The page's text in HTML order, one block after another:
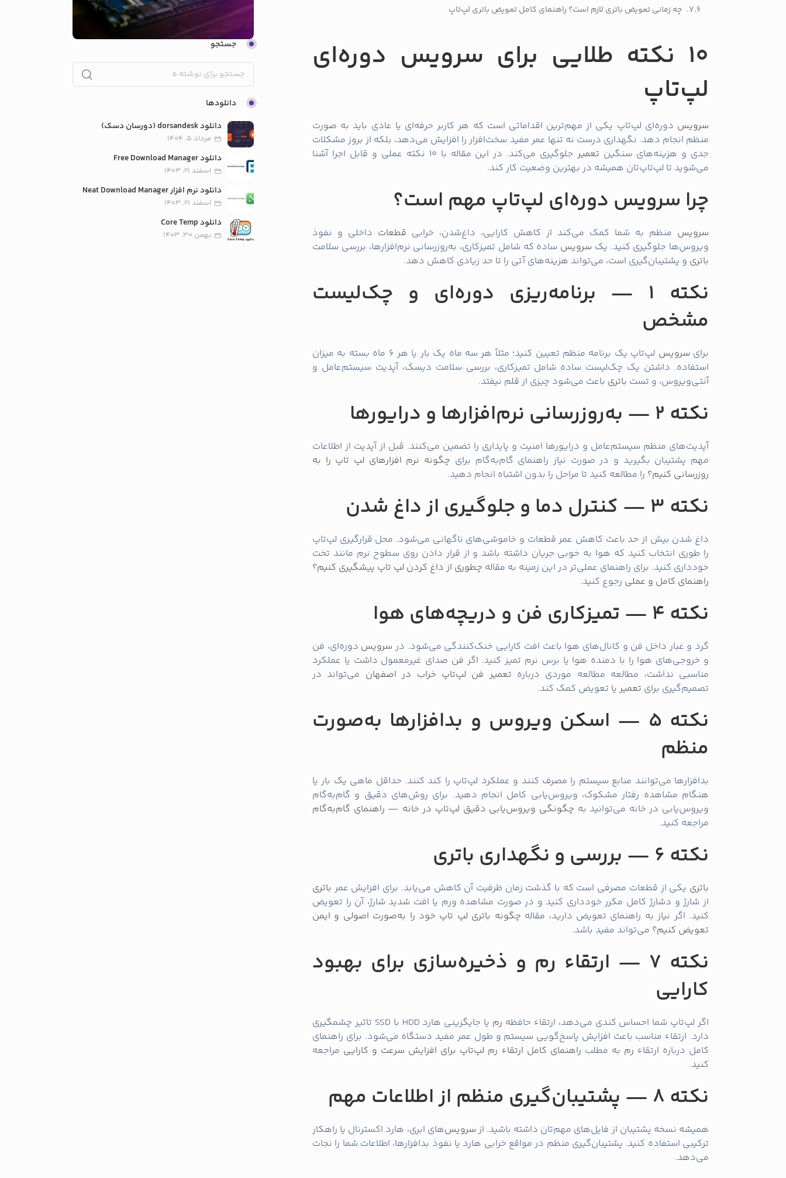
چه زمانی تعویض باتری لازم است؟ راهنمای کامل تعویض باتری لپ‌تاپ
10 نکته طلایی برای سرویس دوره‌ای
لپ‌تاپ
سرویس دوره‌ای لپ‌تاپ یکی از مهم‌ترین اقداماتی است که هر کاربر حرفه‌ای یا عادی باید به صورت
منظم انجام دهد. نگهداری درست نه تنها عمر مفید سخت‌افزار را افزایش می‌دهد، بلکه از بروز مشکلات
جدی و هزینه‌های سنگین تعمیر
جلوگیری می‌کند. در این مقاله با 10 نکته عملی و قابل اجرا آشنا
می‌شوید تا لپ‌تاپ‌تان همیشه در بهترین وضعیت کار کند.
چرا سرویس دوره‌ای لپ‌تاپ مهم است؟
سرویس منظم به شما کمک می‌کند از کاهش کارایی، داغ‌شدن، خرابی قطعات داخلی و نفوذ
ویروس‌ها جلوگیری کنید. یک سرویس ساده که شامل تمیزکاری، به‌روزرسانی نرم‌افزارها، بررسی سلامت
باتری و پشتیبان‌گیری است، می‌تواند هزینه‌های آتی را تا حد زیادی کاهش دهد.
نکته 1 — برنامه‌ریزی دوره‌ای و چک‌لیست
مشخص
برای سرویس
لپ‌تاپ یک برنامه منظم تعیین کنید؛ مثلاً هر سه ماه یک بار یا هر 6 ماه بسته به میزان
استفاده. داشتن یک چک‌لیست ساده شامل تمیزکاری، بررسی سلامت دیسک، آپدیت سیستم‌عامل و
آنتی‌ویروس، و تست باتری باعث می‌شود چیزی از قلم نیفتد.
نکته 2 — به‌روزرسانی نرم‌افزارها و درایورها
آپدیت‌های منظم سیستم‌عامل و درایورها امنیت و پایداری را تضمین می‌کنند. قبل از آپدیت از اطلاعات
مهم پشتیبان بگیرید و در صورت نیاز راهنمای گام‌به‌گام برای چگونه نرم‌ افزارهای لپ‌ تاپ را به‌
روزرسانی کنیم؟ را مطالعه کنید تا مراحل را بدون اشتباه انجام دهید.
نکته 3 — کنترل دما و جلوگیری از داغ شدن
داغ شدن بیش از حد باعث کاهش عمر قطعات و خاموشی‌های ناگهانی می‌شود. محل قرارگیری لپ‌تاپ
را طوری انتخاب کنید که هوا به خوبی جریان داشته باشد و از قرار دادن روی سطوح نرم مانند تخت
خودداری کنید. برای راهنمای عملی‌تر در این زمینه به مقاله چطوری از داغ کردن لپ‌ تاپ پیشگیری کنیم؟
راهنمای کامل و عملی رجوع کنید.
نکته 4 — تمیزکاری فن و دریچه‌های هوا
گرد و غبار داخل فن و کانال‌های هوا باعث افت کارایی خنک‌کنندگی می‌شود. در سرویس دوره‌ای، فن
و خروجی‌های هوا را با دمنده هوا یا برس نرم تمیز کنید. اگر فن صدای غیرمعمول داشت یا عملکرد
مناسبی نداشت، مطالعه مطالعه موردی درباره تعمیر فن لپ‌تاپ خراب در اصفهان می‌تواند در
تصمیم‌گیری برای تعمیر یا تعویض کمک کند.
نکته 5 — اسکن ویروس و بدافزارها به‌صورت
منظم
بدافزارها می‌توانند منابع سیستم را مصرف کنند و عملکرد لپ‌تاپ را کند کنند. حداقل ماهی یک بار یا
هنگام مشاهده رفتار مشکوک، ویروس‌یابی کامل انجام دهید. برای روش‌های دقیق و گام‌به‌گام
ویروس‌یابی در خانه می‌توانید به چگونگی ویروس‌یابی دقیق لپ‌تاپ در خانه — راهنمای گام‌به‌گام
مراجعه کنید.
نکته 6 — بررسی و نگهداری باتری
باتری یکی از قطعات مصرفی است که با گذشت زمان ظرفیت آن کاهش می‌یابد. برای افزایش عمر باتری
از شارژ و دشارژ کامل مکرر خودداری کنید و در صورت مشاهده ورم یا افت شدید شارژ، آن را تعویض
کنید. اگر نیاز به راهنمای تعویض دارید، مقاله چگونه باتری لپ تاپ خود را به‌صورت اصولی و ایمن
تعویض کنیم؟ می‌تواند مفید باشد.
نکته 7 — ارتقاء رم و ذخیره‌سازی برای بهبود
کارایی
اگر لپ‌تاپ شما احساس کندی می‌دهد، ارتقاء حافظه رم
یا جایگزینی هارد HDD با SSD تاثیر چشمگیری
دارد. ارتقاء مناسب باعث افزایش پاسخ‌گویی سیستم و طول عمر مفید دستگاه می‌شود. برای راهنمای
کامل درباره ارتقاء رم به مطلب راهنمای کامل ارتقاء رم لپ‌تاپ برای افزایش سرعت و کارایی مراجعه
کنید.
نکته 8 — پشتیبان‌گیری منظم از اطلاعات مهم
همیشه نسخه پشتیبان از فایل‌های مهم‌تان داشته باشید. از سرویس‌های ابری، هارد اکسترنال یا راهکار
ترکیبی استفاده کنید. پشتیبان‌گیری منظم در مواقع خرابی هارد یا نفوذ بدافزارها، اطلاعات شما را نجات
می‌دهد.
جستجو
دانلودها
دانلود dorsandesk (دورسان دسک)
مرداد 5, 1404
دانلود Free Download Manager
اسفند 21, 1403
دانلود نرم افزار Neat Download Manager
اسفند 21, 1403
دانلود Core Temp
بهمن 30, 1403